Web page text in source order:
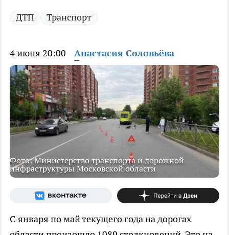
ДТП Транспорт
4 июня 20:00 Анастасия Соловьёва
Фото: Министерство транспорта и дорожной
инфраструктуры Московской области
С января по май текущего года на дорогах